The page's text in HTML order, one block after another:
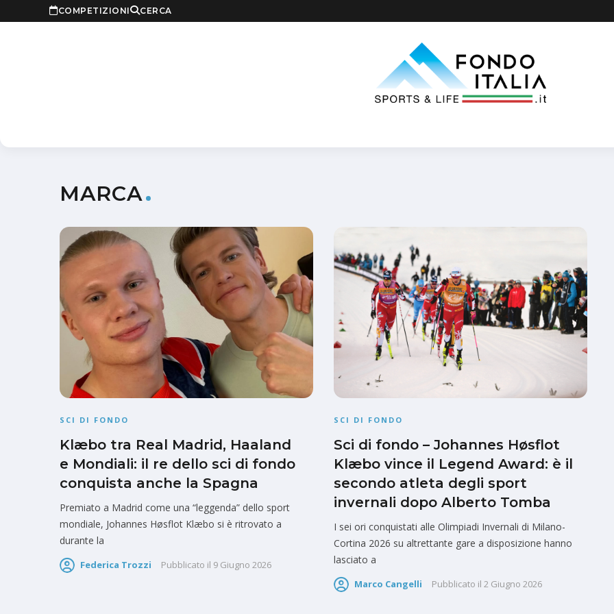
COMPETIZIONI CERCA
MARCA
SCI DI FONDO
Klæbo tra Real Madrid, Haaland
e Mondiali: il re dello sci di fondo
conquista anche la Spagna
Premiato a Madrid come una “leggenda” dello sport
mondiale, Johannes Høsflot Klæbo si è ritrovato a
durante la
Federica Trozzi Pubblicato il 9 Giugno 2026
SCI DI FONDO
Sci di fondo – Johannes Høsflot
Klæbo vince il Legend Award: è il
secondo atleta degli sport
invernali dopo Alberto Tomba
I sei ori conquistati alle Olimpiadi Invernali di Milano-
Cortina 2026 su altrettante gare a disposizione hanno
lasciato a
Marco Cangelli Pubblicato il 2 Giugno 2026